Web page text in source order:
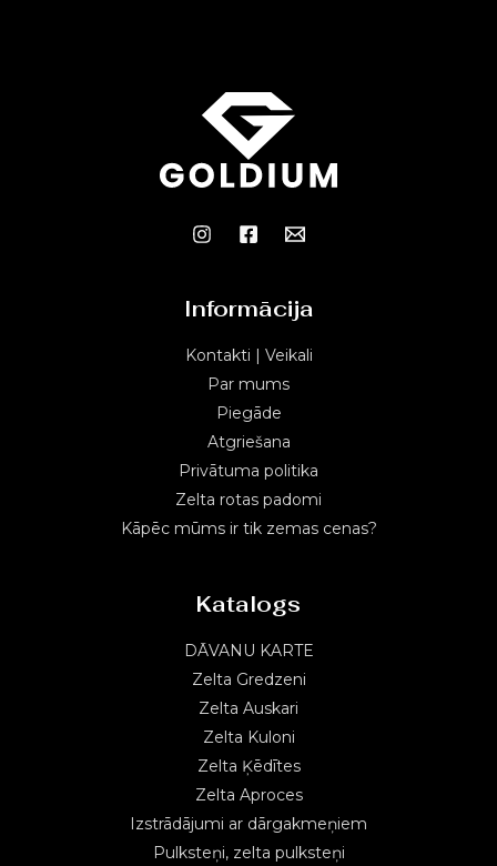
Informācija
Kontakti | Veikali
Par mums
Piegāde
Atgriešana
Privātuma politika
Zelta rotas padomi
Kāpēc mūms ir tik zemas cenas?
Katalogs
DĀVANU KARTE
Zelta Gredzeni
Zelta Auskari
Zelta Kuloni
Zelta Ķēdītes
Zelta Aproces
Izstrādājumi ar dārgakmeņiem
Pulksteņi, zelta pulksteņi